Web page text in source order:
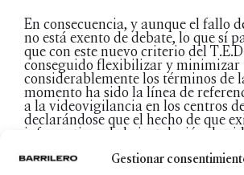
Gestionar
En consecuencia, y aunque el fallo
no está exento de debate, lo que sí
que con este nuevo criterio del
conseguido flexibilizar y minimizar
considerablemente los términos de
momento ha sido la línea de
a la videovigilancia en los centros
declarándose que el hecho de que
informativos de la instalación de
para salvaguardar el derecho a la